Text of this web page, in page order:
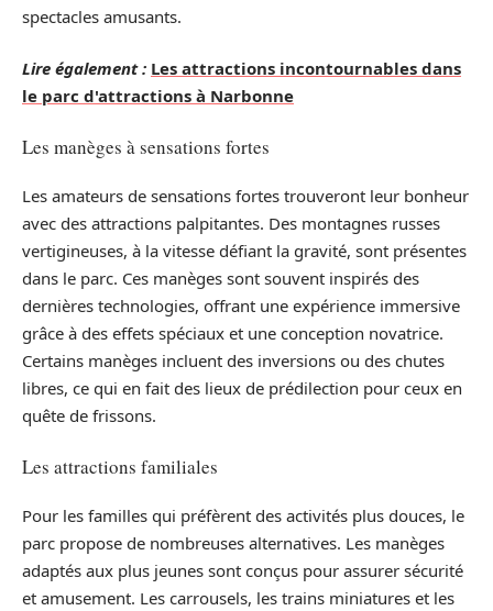
spectacles amusants.
Lire également : Les attractions incontournables dans
le parc d'attractions à Narbonne
Les manèges à sensations fortes
Les amateurs de sensations fortes trouveront leur bonheur
avec des attractions palpitantes. Des montagnes russes
vertigineuses, à la vitesse défiant la gravité, sont présentes
dans le parc. Ces manèges sont souvent inspirés des
dernières technologies, offrant une expérience immersive
grâce à des effets spéciaux et une conception novatrice.
Certains manèges incluent des inversions ou des chutes
libres, ce qui en fait des lieux de prédilection pour ceux en
quête de frissons.
Les attractions familiales
Pour les familles qui préfèrent des activités plus douces, le
parc propose de nombreuses alternatives. Les manèges
adaptés aux plus jeunes sont conçus pour assurer sécurité
et amusement. Les carrousels, les trains miniatures et les